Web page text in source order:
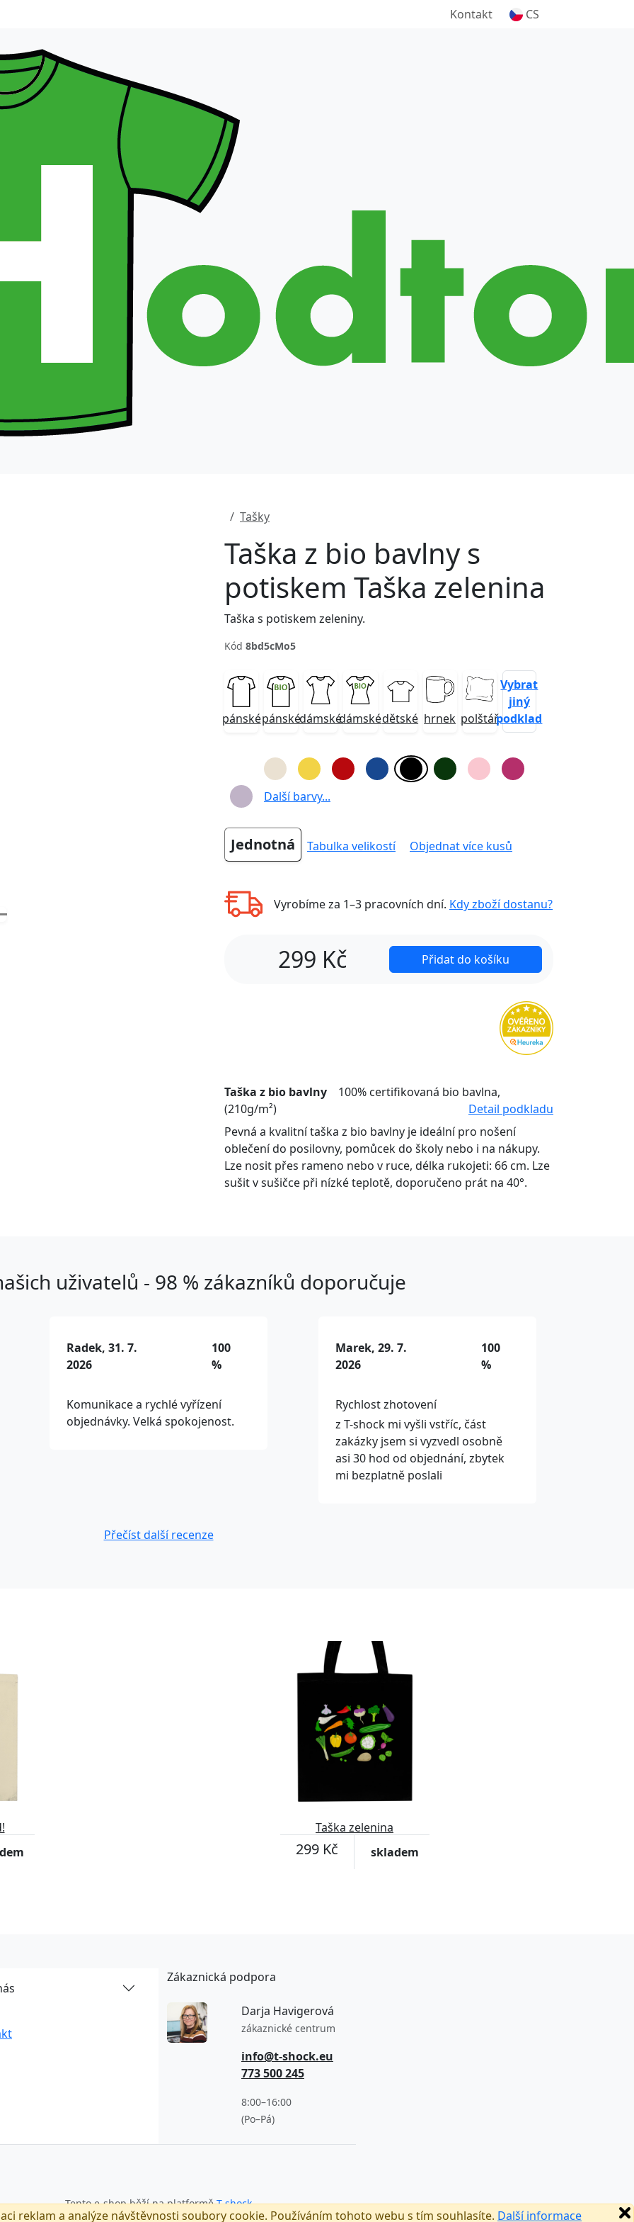
reklam a analýze návštěvnosti soubory cookie. Používáním tohoto webu s tím souhlasíte. Další informace
Kontakt CS
Tašky
Taška z bio bavlny s
potiskem Taška zelenina
Taška s potiskem zeleniny.
Kód 8bd5cMo5
pánsképánskédámskédámskédětské hrnek polštář
Vybrat
jiný
podklad
Další barvy...
Jednotná Tabulka velikostí Objednat více kusů
Vyrobíme za 1–3 pracovních dní. Kdy zboží dostanu?
299 Kč Přidat do košíku
Taška z bio bavlny
100% certifikovaná bio bavlna,
(210g/m²)
Detail podkladu
Pevná a kvalitní taška z bio bavlny je ideální pro nošení
oblečení do posilovny, pomůcek do školy nebo i na nákupy.
Lze nosit přes rameno nebo v ruce, délka rukojeti: 66 cm. Lze
sušit v sušičce při nízké teplotě, doporučeno prát na 40°.
uživatelů - 98 % zákazníků doporučuje
Radek, 31. 7.
2026
100
%
Komunikace a rychlé vyřízení
objednávky. Velká spokojenost.
Marek, 29. 7.
2026
100
%
Rychlost zhotovení
z T-shock mi vyšli vstříc, část
zakázky jsem si vyzvedl osobně
asi 30 hod od objednání, zbytek
mi bezplatně poslali
Přečíst další recenze
Taška zelenina
299 Kč skladem
Zákaznická podpora
Darja Havigerová
zákaznické centrum
info@t-shock.eu
773 500 245
8:00–16:00
(Po–Pá)
Tento e-shop běží na platforměT-shock